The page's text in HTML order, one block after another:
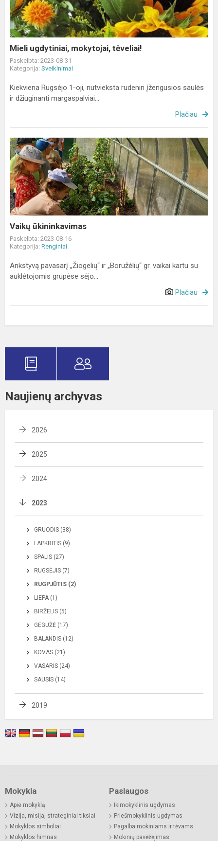
Mieli ugdytiniai, mokytojai, tėveliai!
Paskelbta: 2023-08-31
Kategorija: Sveikinimai
Kiekviena Rugsėjo 1-oji, nutvieksta rudenin įžengusios saulės
ir džiuginanti margaspalviai...
Plačiau
Vaikų
ūkininkavimas
Vaikų ūkininkavimas
Paskelbta: 2023-08-16
Kategorija: Renginiai
Ankstyvą pavasarį „Žiogelių“ ir „Boružėlių“ gr. vaikai kartu su
auklėtojomis grupėse sėjo...
Plačiau
Naujienų archyvas
2026
2025
2024
2023
GRUODIS (38)
LAPKRITIS (9)
SPALIS (27)
RUGSĖJIS (7)
RUGPJŪTIS (2)
LIEPA (1)
BIRŽELIS (5)
GEGUŽĖ (17)
BALANDIS (12)
KOVAS (21)
VASARIS (24)
SAUSIS (14)
2019
Mokykla
Apie mokyklą
Vizija, misija, strateginiai tikslai
Mokyklos simboliai
Mokyklos himnas
Paslaugos
Ikimokyklinis ugdymas
Priešmokyklinis ugdymas
Pagalba mokiniams ir tėvams
Mokinių pavėžėjimas